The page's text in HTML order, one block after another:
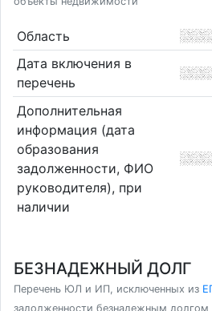
Область
Дата включения в
перечень
Дополнительная
информация (дата
образования
задолженности, ФИО
руководителя), при
наличии
БЕЗНАДЕЖНЫЙ ДОЛГ
Перечень ЮЛ и ИП, исключенных из
задолженности безнадежным долгом